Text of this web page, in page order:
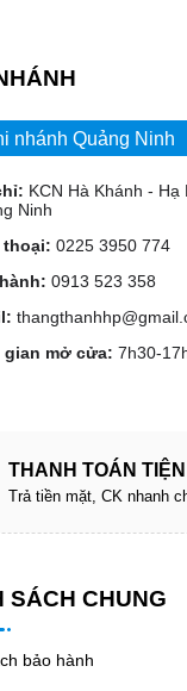
nhánh Quảng Ninh
KCN Hà Khánh - Hạ
Ninh
0225 3950 774
0913 523 358
gian mở cửa: 7h30-
THANH TOÁN TIỆN
Trả tiền mặt, CK nhanh
SÁCH CHUNG
bảo hành